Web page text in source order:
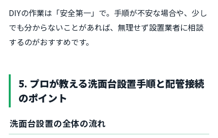
DIYの作業は「安全第一」で。手順が不安な場合や、少し
でも分からないことがあれば、無理せず設置業者に相談
するのがおすすめです。
5. プロが教える洗面台設置手順と配管接続
のポイント
洗面台設置の全体の流れ